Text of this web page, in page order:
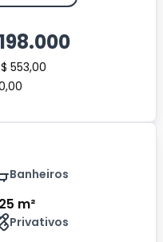
553,00
Banheiros
m²
Privativos